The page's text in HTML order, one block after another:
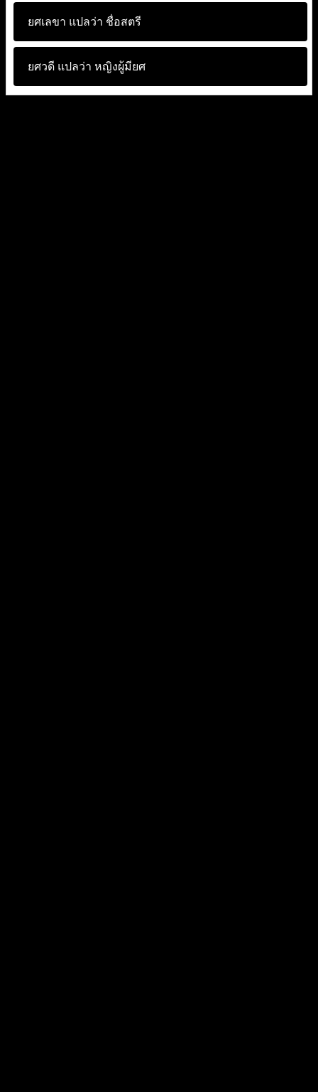
ยศเลขา แปลว่า ชื่อสตรี
ยศวดี แปลว่า หญิงผู้มียศ